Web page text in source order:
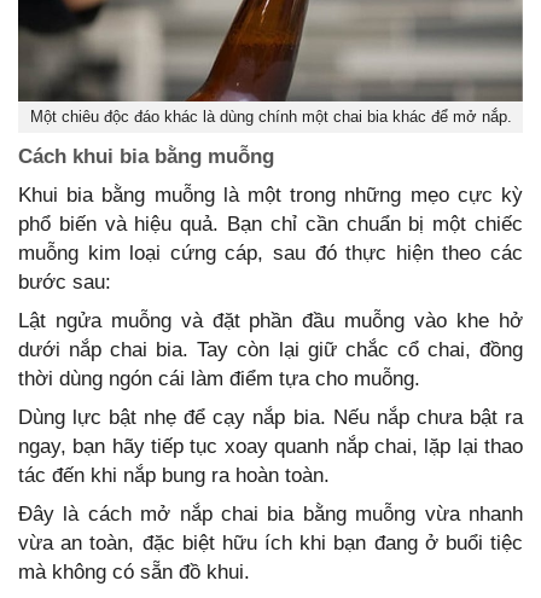
Một chiêu độc đáo khác là dùng chính một chai bia khác để mở nắp.
Cách khui bia bằng muỗng
Khui bia bằng muỗng là một trong những mẹo cực kỳ
phổ biến và hiệu quả. Bạn chỉ cần chuẩn bị một chiếc
muỗng kim loại cứng cáp, sau đó thực hiện theo các
bước sau:
Lật ngửa muỗng và đặt phần đầu muỗng vào khe hở
dưới nắp chai bia. Tay còn lại giữ chắc cổ chai, đồng
thời dùng ngón cái làm điểm tựa cho muỗng.
Dùng lực bật nhẹ để cạy nắp bia. Nếu nắp chưa bật ra
ngay, bạn hãy tiếp tục xoay quanh nắp chai, lặp lại thao
tác đến khi nắp bung ra hoàn toàn.
Đây là cách mở nắp chai bia bằng muỗng vừa nhanh
vừa an toàn, đặc biệt hữu ích khi bạn đang ở buổi tiệc
mà không có sẵn đồ khui.